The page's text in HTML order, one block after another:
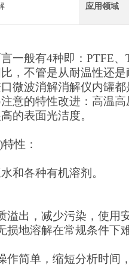
应用领域
一般有4种即：PTFE
，不管是从耐温性还
微波消解消解仪内罐
意的特性改进：高温高
的表面光洁度。
性：
和各种有机溶剂。
出，减少污染，使用安
损地溶解在常规条件下
简单，缩短分析时间